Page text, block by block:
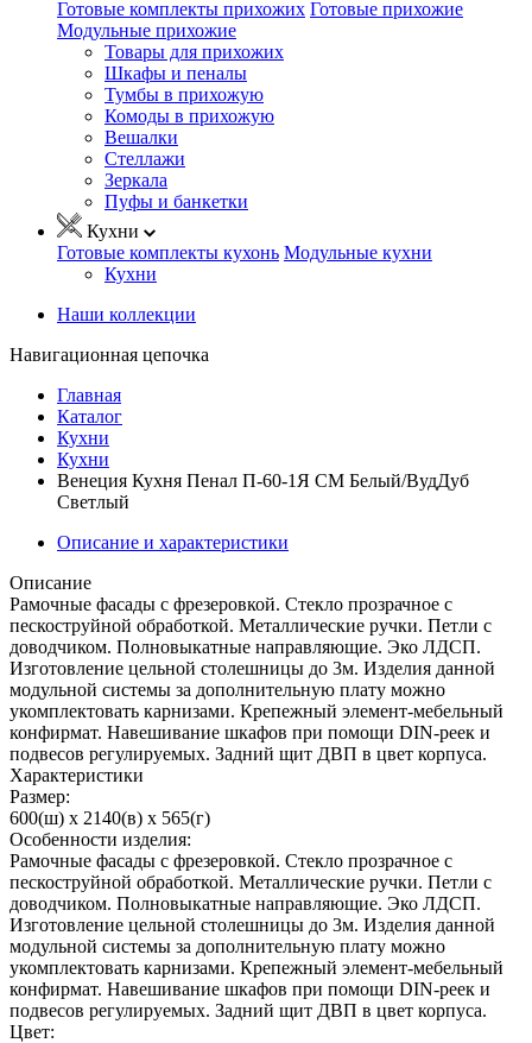
Готовые комплекты прихожих Готовые прихожие
Модульные прихожие
Товары для прихожих
Шкафы и пеналы
Тумбы в прихожую
Комоды в прихожую
Вешалки
Стеллажи
Зеркала
Пуфы и банкетки
Кухни
Готовые комплекты кухонь Модульные кухни
Кухни
Наши коллекции
Навигационная цепочка
Главная
Каталог
Кухни
Кухни
Венеция Кухня Пенал П-60-1Я СМ Белый/ВудДуб
Светлый
Описание и характеристики
Описание
Рамочные фасады с фрезеровкой. Стекло прозрачное с
пескоструйной обработкой. Металлические ручки. Петли с
доводчиком. Полновыкатные направляющие. Эко ЛДСП.
Изготовление цельной столешницы до 3м. Изделия данной
модульной системы за дополнительную плату можно
укомплектовать карнизами. Крепежный элемент-мебельный
конфирмат. Навешивание шкафов при помощи DIN-реек и
подвесов регулируемых. Задний щит ДВП в цвет корпуса.
Характеристики
Размер:
600(ш) x 2140(в) x 565(г)
Особенности изделия:
Рамочные фасады с фрезеровкой. Стекло прозрачное с
пескоструйной обработкой. Металлические ручки. Петли с
доводчиком. Полновыкатные направляющие. Эко ЛДСП.
Изготовление цельной столешницы до 3м. Изделия данной
модульной системы за дополнительную плату можно
укомплектовать карнизами. Крепежный элемент-мебельный
конфирмат. Навешивание шкафов при помощи DIN-реек и
подвесов регулируемых. Задний щит ДВП в цвет корпуса.
Цвет: